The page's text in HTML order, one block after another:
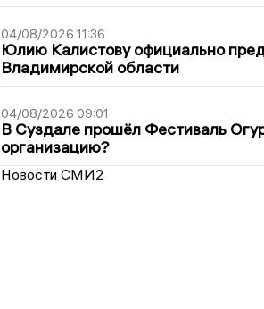
04/08/2026 11:36
Юлию Калистову официально
Владимирской области
04/08/2026 09:01
В Суздале прошёл Фестиваль
организацию?
Новости СМИ2